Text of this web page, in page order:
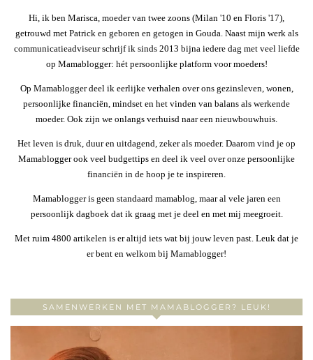
Hi, ik ben Marisca, moeder van twee zoons (Milan '10 en Floris '17),
getrouwd met Patrick en geboren en getogen in Gouda. Naast mijn werk als
communicatieadviseur schrijf ik sinds 2013 bijna iedere dag met veel liefde
op Mamablogger: hét persoonlijke platform voor moeders!
Op Mamablogger deel ik eerlijke verhalen over ons gezinsleven, wonen,
persoonlijke financiën, mindset en het vinden van balans als werkende
moeder. Ook zijn we onlangs verhuisd naar een nieuwbouwhuis.
Het leven is druk, duur en uitdagend, zeker als moeder. Daarom vind je op
Mamablogger ook veel budgettips en deel ik veel over onze persoonlijke
financiën in de hoop je te inspireren.
Mamablogger is geen standaard mamablog, maar al vele jaren een
persoonlijk dagboek dat ik graag met je deel en met mij meegroeit.
Met ruim 4800 artikelen is er altijd iets wat bij jouw leven past. Leuk dat je
er bent en welkom bij Mamablogger!
SAMENWERKEN MET MAMABLOGGER? LEUK!